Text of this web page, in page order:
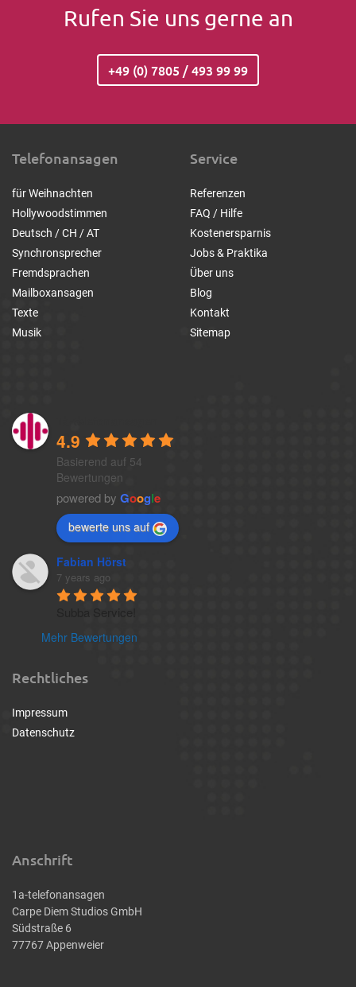
Rufen Sie uns gerne an
+49 (0) 7805 / 493 99 99
Telefonansagen
für Weihnachten
Hollywoodstimmen
Deutsch / CH / AT
Synchronsprecher
Fremdsprachen
Mailboxansagen
Texte
Musik
4.9
Basierend auf 54
Bewertungen
powered by Google
bewerte uns auf
Fabian Hörst
7 years ago
Mehr Bewertungen
Service
Referenzen
FAQ / Hilfe
Kostenersparnis
Jobs & Praktika
Über uns
Blog
Kontakt
Sitemap
Rechtliches
Impressum
Datenschutz
Anschrift
1a-telefonansagen
Carpe Diem Studios GmbH
Südstraße 6
77767 Appenweier